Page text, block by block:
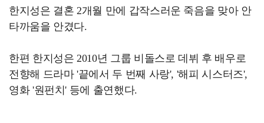
한지성은 결혼 2개월 만에 갑작스러운 죽음을 맞아 안
타까움을 안겼다.
한편 한지성은 2010년 그룹 비돌스로 데뷔 후 배우로
전향해 드라마 '끝에서 두 번째 사랑', '해피 시스터즈',
영화 '원펀치' 등에 출연했다.